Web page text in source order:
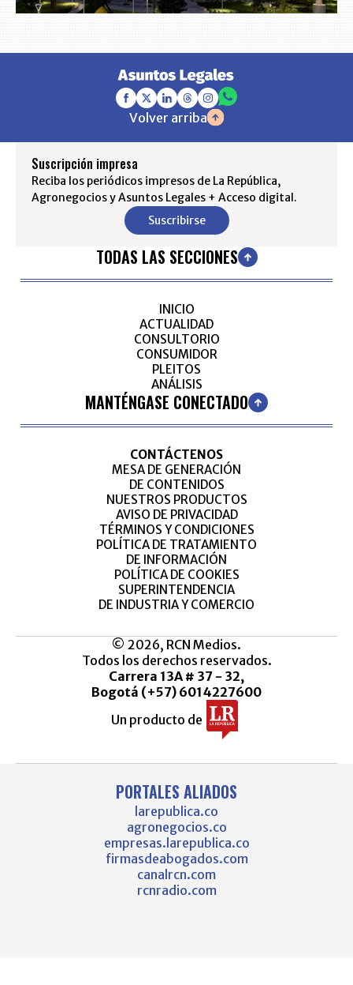
Volver arriba
Suscripción impresa
Reciba los periódicos impresos de La República,
Agronegocios y Asuntos Legales + Acceso digital.
Suscribirse
TODAS LAS SECCIONES
INICIO
ACTUALIDAD
CONSULTORIO
CONSUMIDOR
PLEITOS
ANÁLISIS
MANTÉNGASE CONECTADO
CONTÁCTENOS
MESA DE GENERACIÓN
DE CONTENIDOS
NUESTROS PRODUCTOS
AVISO DE PRIVACIDAD
TÉRMINOS Y CONDICIONES
POLÍTICA DE TRATAMIENTO
DE INFORMACIÓN
POLÍTICA DE COOKIES
SUPERINTENDENCIA
DE INDUSTRIA Y COMERCIO
© 2026, RCN Medios.
Todos los derechos reservados.
Carrera 13A # 37 - 32,
Bogotá (+57) 6014227600
Un producto de
PORTALES ALIADOS
larepublica.co
agronegocios.co
empresas.larepublica.co
firmasdeabogados.com
canalrcn.com
rcnradio.com